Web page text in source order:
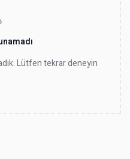
Lütfen tekrar deneyin